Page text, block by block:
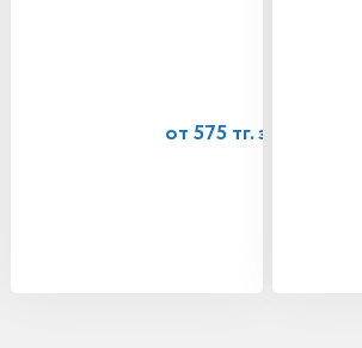
от 575 тг. за 1 литр